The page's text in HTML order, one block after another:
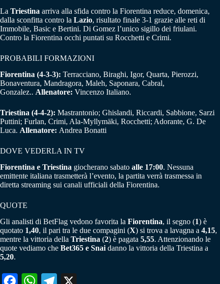
La Triestina arriva alla sfida contro la Fiorentina reduce, domenica,
dalla sconfitta contro la Lazio, risultato finale 3-1 grazie alle reti di
Immobile, Basic e Bertini. Di Gomez l’unico sigillo dei friulani.
Contro la Fiorentina occhi puntati su Rocchetti e Crimi.
PROBABILI FORMAZIONI
Fiorentina (4-3-3): Terracciano, Biraghi, Igor, Quarta, Pierozzi,
Bonaventura, Mandragora, Maleh, Saponara, Cabral,
Gonzalez.. Allenatore: Vincenzo Italiano.
Triestina (4-4-2): Mastrantonio; Ghislandi, Riccardi, Sabbione, Sarzi
Puttini; Furlan, Crimi, Ala-Myllymäki, Rocchetti; Adorante, G. De
Luca. Allenatore: Andrea Bonatti
DOVE VEDERLA IN TV
Fiorentina e Triestina giocherano sabato alle 17:00. Nessuna
emittente italiana trasmetterà l’evento, la partita verrà trasmessa in
diretta streaming sui canali ufficiali della Fiorentina.
QUOTE
Gli analisti di BetFlag vedono favorita la Fiorentina, il segno (1) è
quotato 1,40, il pari tra le due compagini (X) si trova a lavagna a 4,15,
mentre la vittoria della Triestina (2) è pagata 5,55. Attenzionando le
quote vediamo che Bet365 e Snai danno la vittoria della Triestina a
5,20.